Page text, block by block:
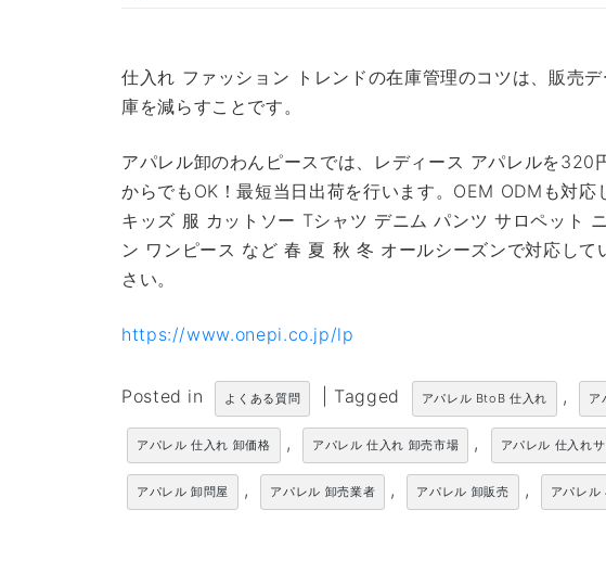
仕入れ ファッション トレンドの在庫管理のコツは、販売
庫を減らすことです。
アパレル卸のわんピースでは、レディース アパレルを320
からでもOK！最短当日出荷を行います。OEM ODMも対
キッズ 服 カットソー Tシャツ デニム パンツ サロペット
ン ワンピース など 春 夏 秋 冬 オールシーズンで対応して
さい。
https://www.onepi.co.jp/lp
Posted in よくある質問 Tagged アパレル BtoB 仕入れ , ア
アパレル 仕入れ 卸価格 , アパレル 仕入れ 卸売市場 , アパレル 仕入れサ
アパレル 卸問屋 , アパレル 卸売業者 , アパレル 卸販売 , アパレル